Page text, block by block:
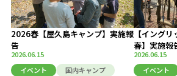
2026春【屋久島キャンプ】実施報
告
2026.06.15
イベント
国内キャンプ
【イング
春】実施報
2026.06.15
イベント